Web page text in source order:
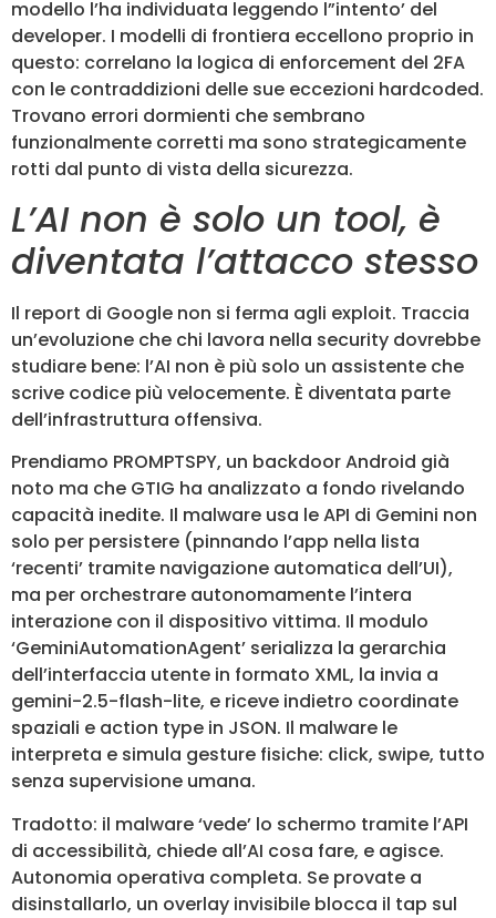
modello l’ha individuata leggendo l”intento’ del
developer. I modelli di frontiera eccellono proprio in
questo: correlano la logica di enforcement del 2FA
con le contraddizioni delle sue eccezioni hardcoded.
Trovano errori dormienti che sembrano
funzionalmente corretti ma sono strategicamente
rotti dal punto di vista della sicurezza.
L’AI non è solo un tool, è
diventata l’attacco stesso
Il report di Google non si ferma agli exploit. Traccia
un’evoluzione che chi lavora nella security dovrebbe
studiare bene: l’AI non è più solo un assistente che
scrive codice più velocemente. È diventata parte
dell’infrastruttura offensiva.
Prendiamo PROMPTSPY, un backdoor Android già
noto ma che GTIG ha analizzato a fondo rivelando
capacità inedite. Il malware usa le API di Gemini non
solo per persistere (pinnando l’app nella lista
‘recenti’ tramite navigazione automatica dell’UI),
ma per orchestrare autonomamente l’intera
interazione con il dispositivo vittima. Il modulo
‘GeminiAutomationAgent’ serializza la gerarchia
dell’interfaccia utente in formato XML, la invia a
gemini-2.5-flash-lite, e riceve indietro coordinate
spaziali e action type in JSON. Il malware le
interpreta e simula gesture fisiche: click, swipe, tutto
senza supervisione umana.
Tradotto: il malware ‘vede’ lo schermo tramite l’API
di accessibilità, chiede all’AI cosa fare, e agisce.
Autonomia operativa completa. Se provate a
disinstallarlo, un overlay invisibile blocca il tap sul